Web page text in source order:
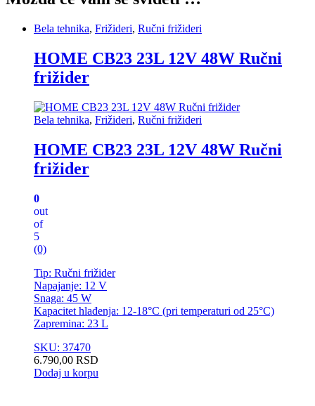
Bela tehnika, Frižideri, Ručni frižideri
HOME CB23 23L 12V 48W Ručni
frižider
Bela tehnika, Frižideri, Ručni frižideri
HOME CB23 23L 12V 48W Ručni
frižider
0
out
of
5
(0)
Tip: Ručni frižider
Napajanje: 12 V
Snaga: 45 W
Kapacitet hlađenja: 12-18°C (pri temperaturi od 25°C)
Zapremina: 23 L
SKU: 37470
6.790,00 RSD
Dodaj u korpu